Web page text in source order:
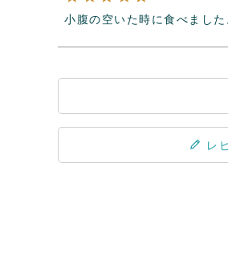
小腹の空いた時に食べまし
レ